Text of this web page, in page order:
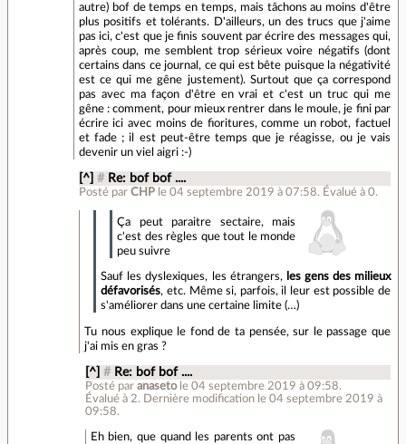
autre) bof de temps en temps, mais tâchons au moins d'être
plus positifs et tolérants. D'ailleurs, un des trucs que j'aime
pas ici, c'est que je finis souvent par écrire des messages qui,
après coup, me semblent trop sérieux voire négatifs (dont
certains dans ce journal, ce qui est bête puisque la négativité
est ce qui me gêne justement). Surtout que ça correspond
pas avec ma façon d'être en vrai et c'est un truc qui me
gêne : comment, pour mieux rentrer dans le moule, je fini par
écrire ici avec moins de fioritures, comme un robot, factuel
et fade ; il est peut-être temps que je réagisse, ou je vais
devenir un viel aigri :-)
[^] # Re: bof bof ....
Posté parCHP le 04 septembre 2019 à 07:58. Évalué à0.
Ça peut paraitre sectaire, mais
c'est des règles que tout le monde
peu suivre
Sauf les dyslexiques, les étrangers, les gens des milieux
défavorisés, etc. Même si, parfois, il leur est possible de
s'améliorer dans une certaine limite (…)
Tu nous explique le fond de ta pensée, sur le passage que
j'ai mis en gras ?
[^] # Re: bof bof ....
Posté par anaseto le 04 septembre 2019 à 09:58.
Évalué à 2. Dernière modification le 04 septembre 2019 à
09:58.
Eh bien, que quand les parents ont pas